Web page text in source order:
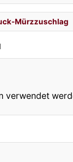
Mürzzuschlag
verwendet